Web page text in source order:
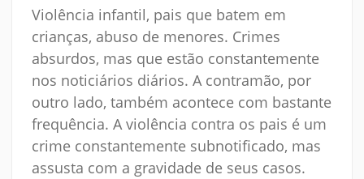
Violência infantil, pais que batem em
crianças, abuso de menores. Crimes
absurdos, mas que estão constantemente
nos noticiários diários. A contramão, por
outro lado, também acontece com bastante
frequência. A violência contra os pais é um
crime constantemente subnotificado, mas
assusta com a gravidade de seus casos.